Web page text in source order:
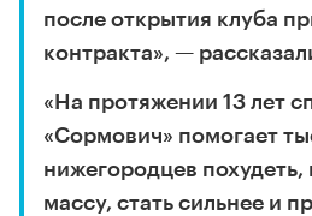
после открытия клуба
контракта», —
«На протяжении 13 лет
«Сормович» помогает
нижегородцев
массу, стать сильнее и